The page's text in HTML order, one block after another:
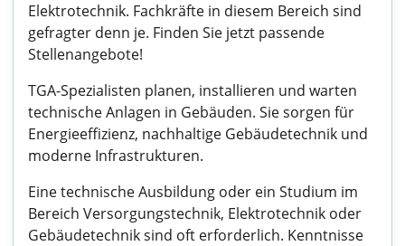
Elektrotechnik. Fachkräfte in diesem Bereich sind
gefragter denn je. Finden Sie jetzt passende
Stellenangebote!
TGA-Spezialisten planen, installieren und warten
technische Anlagen in Gebäuden. Sie sorgen für
Energieeffizienz, nachhaltige Gebäudetechnik und
moderne Infrastrukturen.
Eine technische Ausbildung oder ein Studium im
Bereich Versorgungstechnik, Elektrotechnik oder
Gebäudetechnik sind oft erforderlich. Kenntnisse